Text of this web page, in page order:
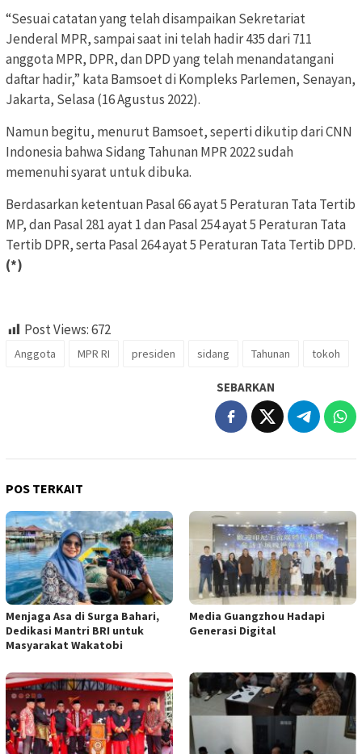
“Sesuai catatan yang telah disampaikan Sekretariat
Jenderal MPR, sampai saat ini telah hadir 435 dari 711
anggota MPR, DPR, dan DPD yang telah menandatangani
daftar hadir,” kata Bamsoet di Kompleks Parlemen, Senayan,
Jakarta, Selasa (16 Agustus 2022).
Namun begitu, menurut Bamsoet, seperti dikutip dari CNN
Indonesia bahwa Sidang Tahunan MPR 2022 sudah
memenuhi syarat untuk dibuka.
Berdasarkan ketentuan Pasal 66 ayat 5 Peraturan Tata Tertib
MP, dan Pasal 281 ayat 1 dan Pasal 254 ayat 5 Peraturan Tata
Tertib DPR, serta Pasal 264 ayat 5 Peraturan Tata Tertib DPD.
(*)
Post Views:672
Anggota MPR RI presiden sidang Tahunan tokoh
SEBARKAN
POS TERKAIT
Menjaga Asa di Surga Bahari,
Dedikasi Mantri BRI untuk
Masyarakat Wakatobi
Media Guangzhou Hadapi
Generasi Digital